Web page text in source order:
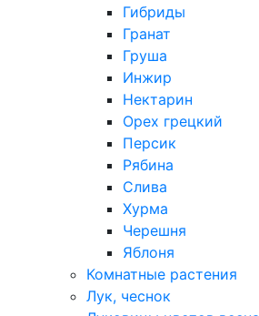
Гибриды
Гранат
Груша
Инжир
Нектарин
Орех грецкий
Персик
Рябина
Слива
Хурма
Черешня
Яблоня
Комнатные растения
Лук, чеснок